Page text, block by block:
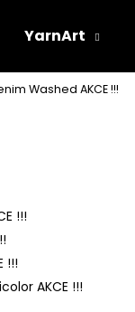
YarnArt
Washed AKCE !!!
!!!
!!!
AKCE !!!